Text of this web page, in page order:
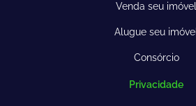
Venda seu imóvel
Alugue seu imóvel
Consórcio
Privacidade